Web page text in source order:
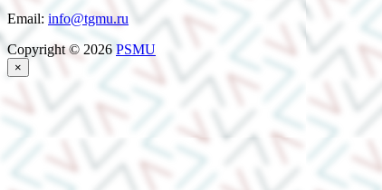
Email: info@tgmu.ru
Copyright © 2026PSMU
×